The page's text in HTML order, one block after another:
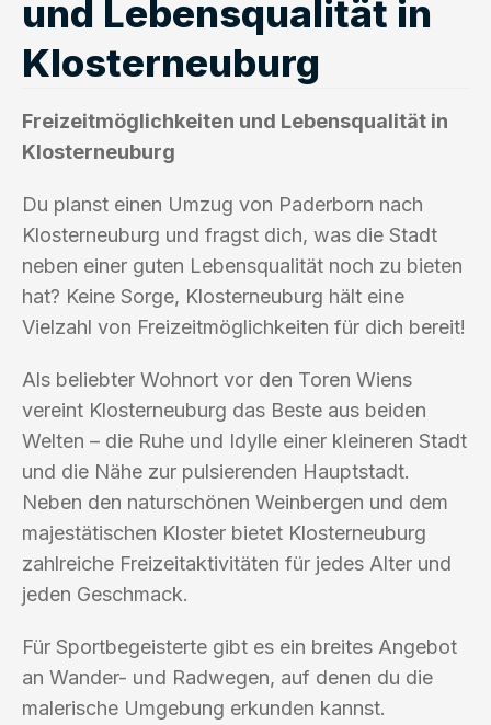
und Lebensqualität in
Klosterneuburg
Freizeitmöglichkeiten und Lebensqualität in
Klosterneuburg
Du planst einen Umzug von Paderborn nach
Klosterneuburg und fragst dich, was die Stadt
neben einer guten Lebensqualität noch zu bieten
hat? Keine Sorge, Klosterneuburg hält eine
Vielzahl von Freizeitmöglichkeiten für dich bereit!
Als beliebter Wohnort vor den Toren Wiens
vereint Klosterneuburg das Beste aus beiden
Welten – die Ruhe und Idylle einer kleineren Stadt
und die Nähe zur pulsierenden Hauptstadt.
Neben den naturschönen Weinbergen und dem
majestätischen Kloster bietet Klosterneuburg
zahlreiche Freizeitaktivitäten für jedes Alter und
jeden Geschmack.
Für Sportbegeisterte gibt es ein breites Angebot
an Wander- und Radwegen, auf denen du die
malerische Umgebung erkunden kannst.